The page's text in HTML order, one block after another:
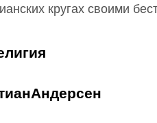
кругах своими